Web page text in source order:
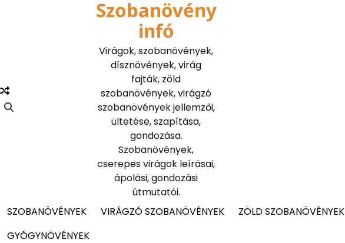
Szobanövény
infó
Virágok, szobanövények,
dísznövények, virág
fajták, zöld
szobanövények, virágzó
szobanövények jellemzői,
ültetése, szapítása,
gondozása.
Szobanövények,
cserepes virágok leírásai,
ápolási, gondozási
útmutatói.
SZOBANÖVÉNYEK
VIRÁGZÓ SZOBANÖVÉNYEK ZÖLD SZOBANÖVÉNYEK
GYÓGYNÖVÉNYEK